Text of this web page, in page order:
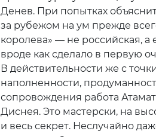
Денев. При попытках
за рубежом на ум прежде
королева» — не российская, а
вроде как сделало в первую
В действительности же с
наполненности,
сопровождения работа
Диснея. Это мастерски, на
и весь секрет. Неслучайно